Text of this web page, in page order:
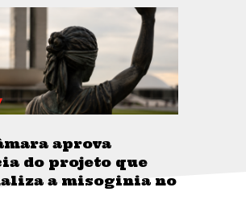
aprova
do projeto que
a misoginia no